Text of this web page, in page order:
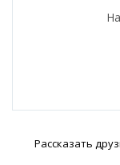
Рассказать